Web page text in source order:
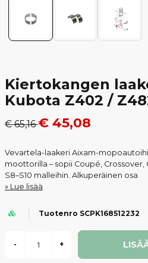
Kiertokangen
Kubota Z402 /
€ 65,16€ 45,08
Vevartela-laakeri Aixam-
moottorilla – sopii Coupé, Crossover,
S8–S10 malleihin. Alkuperäinen osa
Lue lisää
Tuotenro SCPK168512232
- +